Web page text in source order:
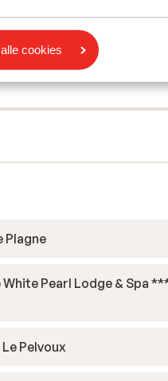
cookies
Plagne
White Pearl Lodge & Spa
Pelvoux